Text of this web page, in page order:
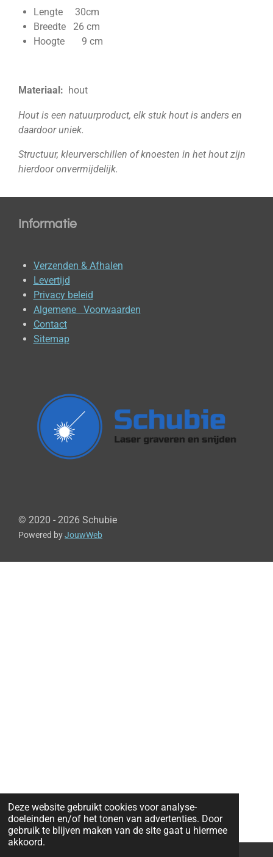
Deze website gebruikt cookies voor analyse-
doeleinden en/of het tonen van advertenties. Door
gebruik te blijven maken van de site gaat u hiermee
akkoord.
Lengte 30cm
Breedte 26 cm
Hoogte 9 cm
Materiaal: hout
Hout is een natuurproduct, elk stuk hout is anders en
daardoor uniek.
Structuur, kleurverschillen of knoesten in het hout zijn
hierdoor onvermijdelijk.
Informatie
Verzenden & Afhalen
Levertijd
Privacy beleid
Algemene Voorwaarden
Contact
Sitemap
© 2020 - 2026 Schubie
Powered byJouwWeb